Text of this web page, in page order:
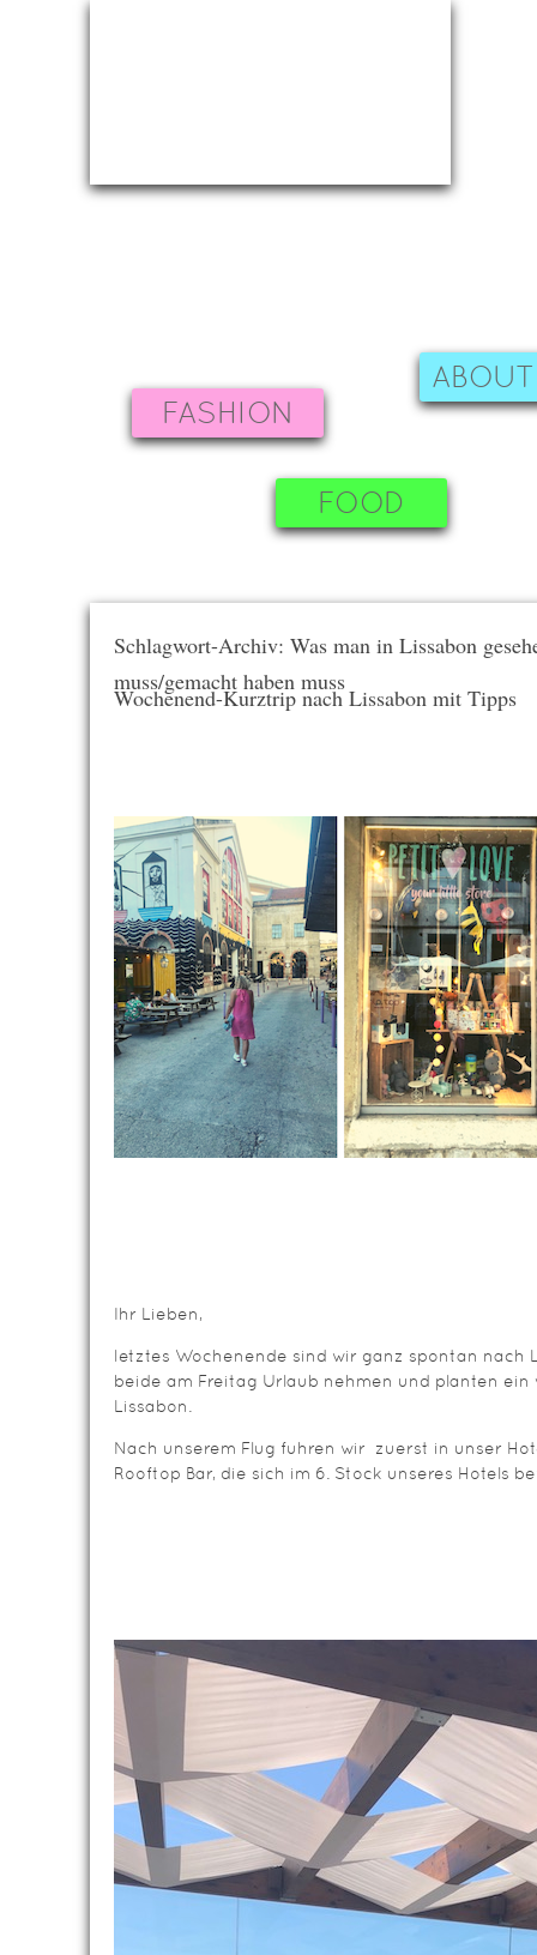
FASHION
FOOD
Schlagwort-Archiv: Was man in Lissabon
muss/gemacht haben muss
Wochenend-Kurztrip nach Lissabon mit Tipps
Ihr Lieben,
letztes Wochenende sind wir ganz spontan nach
beide am Freitag Urlaub nehmen und planten
Lissabon.
Nach unserem Flug fuhren wir zuerst in unser
Rooftop Bar, die sich im 6. Stock unseres Hotels